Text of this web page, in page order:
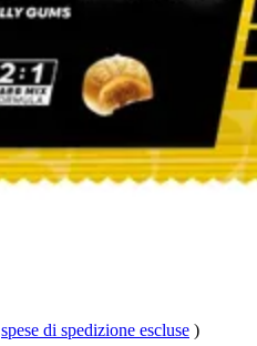
spese di spedizione escluse )